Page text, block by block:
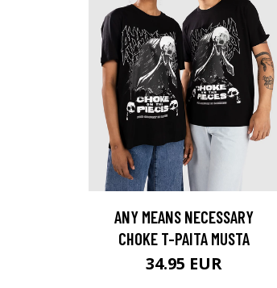
ANY MEANS NECESSARY
CHOKE T-PAITA MUSTA
34.95 EUR